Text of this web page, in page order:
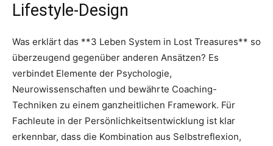
Lifestyle-Design
Was erklärt das **3 Leben System in Lost Treasures** so
überzeugend gegenüber anderen Ansätzen? Es
verbindet Elemente der Psychologie,
Neurowissenschaften und bewährte Coaching-
Techniken zu einem ganzheitlichen Framework. Für
Fachleute in der Persönlichkeitsentwicklung ist klar
erkennbar, dass die Kombination aus Selbstreflexion,